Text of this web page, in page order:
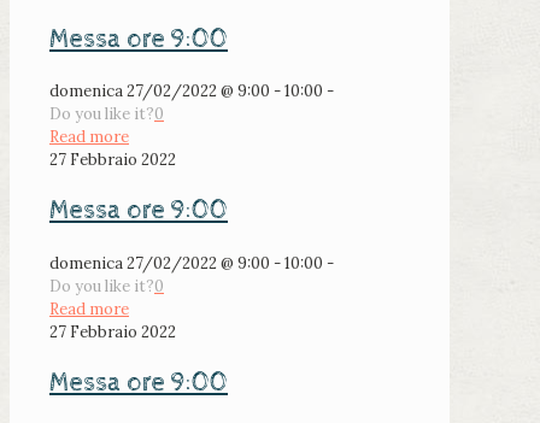
Messa ore 9:00
domenica 27/02/2022 @ 9:00 - 10:00 -
Do you like it?0
Read more
27 Febbraio 2022
Messa ore 9:00
domenica 27/02/2022 @ 9:00 - 10:00 -
Do you like it?0
Read more
27 Febbraio 2022
Messa ore 9:00